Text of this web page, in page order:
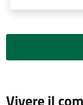
Vivere il